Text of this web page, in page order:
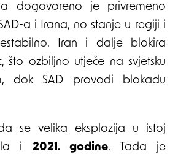
dogovoreno je privremeno
a i Irana, no stanje u regiji i
Iran i dalje blokira
što ozbiljno utječe na svjetsku
dok SAD provodi blokadu
se velika eksplozija u istoj
i 2021. godine. Tada je